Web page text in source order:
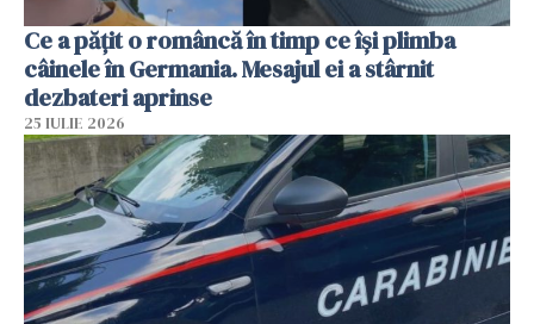
Ce a pățit o româncă în timp ce își plimba
câinele în Germania. Mesajul ei a stârnit
dezbateri aprinse
25 IULIE 2026